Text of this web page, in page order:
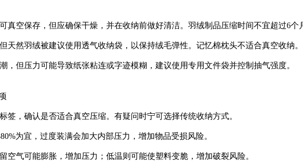
真空保存，但应确保干燥，并在收纳前做好清洁。羽绒制品压缩时间不宜超过6个
天然羽绒被建议使用透气收纳袋，以保持绒毛弹性。记忆棉枕头不适合真空收纳。
，但压力可能导致纸张粘连或字迹模糊，建议使用专用文件袋并控制抽气强度。
签，确认是否适合真空压缩。有疑问时宁可选择传统收纳方式。
为宜，过度装满会加大内部压力，增加物品受损风险。
空气可能膨胀，增加压力；低温则可能使塑料变脆，增加破裂风险。